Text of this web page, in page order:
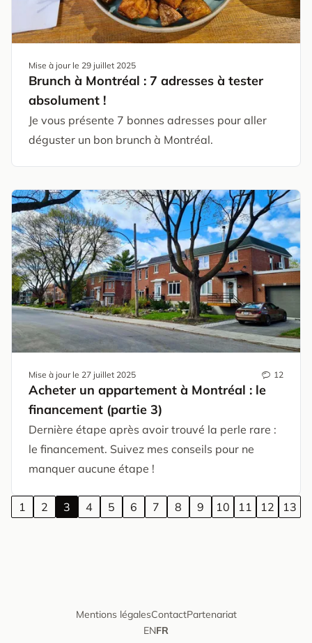
Mise à jour le 29 juillet 2025
Brunch à Montréal : 7 adresses à tester
absolument !
Je vous présente 7 bonnes adresses pour aller
déguster un bon brunch à Montréal.
Mise à jour le 27 juillet 2025 12
Acheter un appartement à Montréal : le
financement (partie 3)
Dernière étape après avoir trouvé la perle rare :
le financement. Suivez mes conseils pour ne
manquer aucune étape !
1 2 3 4 5 6 7 8 9 10 11 12 13
Mentions légalesContactPartenariat
ENFR